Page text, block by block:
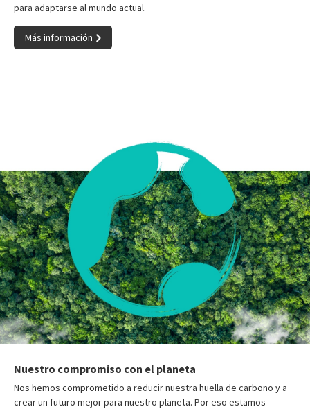
para adaptarse al mundo actual.
Más información
Nuestro compromiso con el planeta
Nos hemos comprometido a reducir nuestra huella de carbono y a
crear un futuro mejor para nuestro planeta. Por eso estamos